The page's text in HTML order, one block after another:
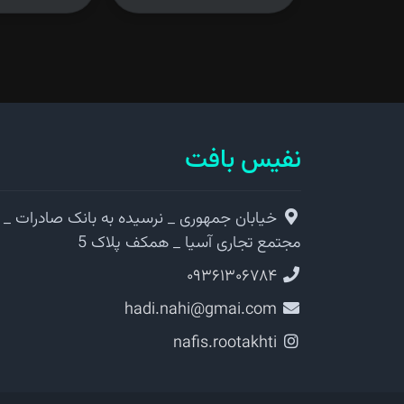
نفیس بافت
خیابان جمهوری _ نرسیده به بانک صادرات _
مجتمع تجاری آسیا _ همکف پلاک 5
۰۹۳۶۱۳۰۶۷۸۴
hadi.nahi@gmai.com
nafis.rootakhti